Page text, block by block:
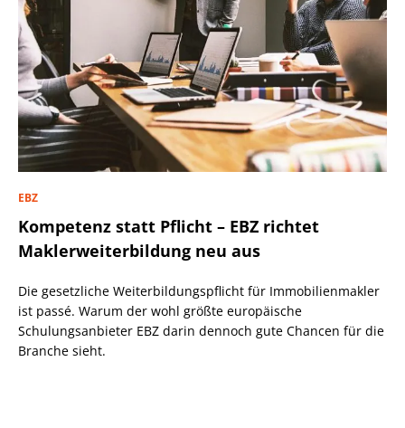
EBZ
Kompetenz statt Pflicht – EBZ richtet
Maklerweiterbildung neu aus
Die gesetzliche Weiterbildungspflicht für Immobilienmakler
ist passé. Warum der wohl größte europäische
Schulungsanbieter EBZ darin dennoch gute Chancen für die
Branche sieht.